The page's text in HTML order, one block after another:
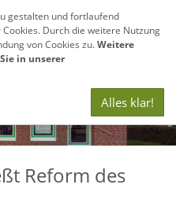
Reform des
gestalten und fortlaufend
Durch die weitere Nutzung
von Cookies zu.Weitere
in unserer
Alles klar!